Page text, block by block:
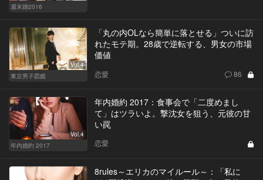
週末婚2016
Vol.4
東京男子図鑑
「丸の内OLなら簡単に落とせる」ついに訪
れたモテ期。28歳で逆転する、男女の市場
価値
恋愛 86
Vol.4
年内婚約 2017
年内婚約 2017：食事会で「二度めまし
て」はツラいよ。撃沈女を狙う、元彼の甘
い罠
恋愛
8rules～エリカのマイルール～：「私に